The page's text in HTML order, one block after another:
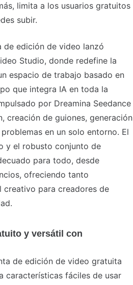
limita a los usuarios gratuitos
subir.
de edición de video lanzó
Studio, donde redefine la
espacio de trabajo basado en
que integra IA en toda la
por Dreamina Seedance
creación de guiones, generación
en un solo entorno. El
y el robusto conjunto de
para todo, desde
ofreciendo tanto
para creadores de
y versátil con
de edición de video gratuita
características fáciles de usar